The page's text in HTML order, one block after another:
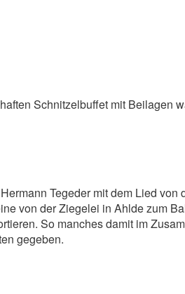
Schnitzelbuffet mit Beilagen
Tegeder mit dem Lied von
von der Ziegelei in Ahlde zum
So manches damit im
gegeben.